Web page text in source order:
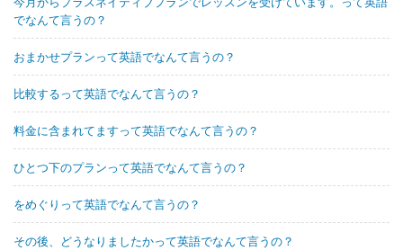
でなんて言うの？
おまかせプランって英語でなんて言うの？
比較するって英語でなんて言うの？
料金に含まれてますって英語でなんて言うの？
ひとつ下のプランって英語でなんて言うの？
をめぐりって英語でなんて言うの？
その後、どうなりましたかって英語でなんて言うの？